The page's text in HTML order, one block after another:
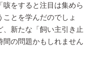
をすると注目は集めら
とを学んだのでしょ
、新たな「飼い主引き止
の問題かもしれません